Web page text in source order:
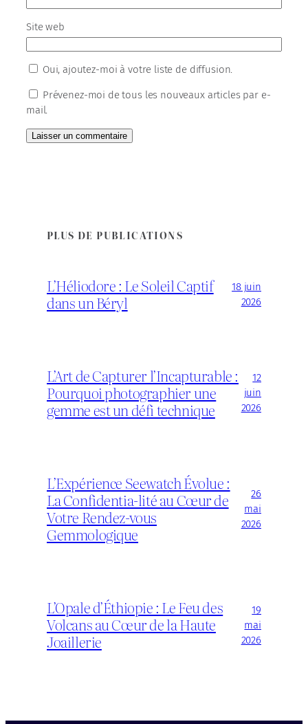
Site web
Oui, ajoutez-moi à votre liste de diffusion.
Prévenez-moi de tous les nouveaux articles par e-
mail.
PLUS DE PUBLICATIONS
L’Héliodore : Le Soleil Captif
dans un Béryl
18 juin
2026
L’Art de Capturer l’Incapturable :
Pourquoi photographier une
gemme est un défi technique
12
juin
2026
L’Expérience Seewatch Évolue :
La Confidentia-lité au Cœur de
Votre Rendez-vous
Gemmologique
26
mai
2026
L’Opale d’Éthiopie : Le Feu des
Volcans au Cœur de la Haute
Joaillerie
19
mai
2026